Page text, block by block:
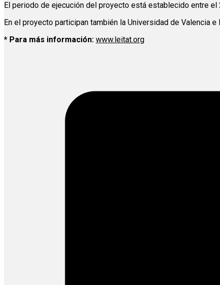
El periodo de ejecución del proyecto está establecido entre
En el proyecto participan también la Universidad de Valencia
* Para más información: www.leitat.org